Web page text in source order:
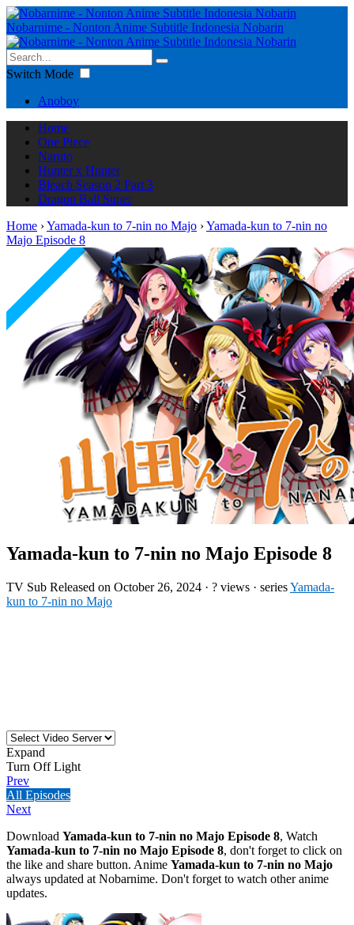
Nobarnime - Nonton Anime Subtitle Indonesia Nobarin
Switch Mode
Anoboy
Home
One Piece
Naruto
Hunter x Hunter
Bleach Season 2 Part 3
Dragon Ball Super
Home ›Yamada-kun to 7-nin no Majo ›Yamada-kun to 7-nin no
Majo Episode 8
Yamada-kun to 7-nin no Majo Episode 8
TV Sub Released on October 26, 2024 · ? views · seriesYamada-
kun to 7-nin no Majo
Expand
Turn Off Light
Prev
All Episodes
Next
Download Yamada-kun to 7-nin no Majo Episode 8, Watch
Yamada-kun to 7-nin no Majo Episode 8, don't forget to click on
the like and share button. Anime Yamada-kun to 7-nin no Majo
always updated at Nobarnime. Don't forget to watch other anime
updates.